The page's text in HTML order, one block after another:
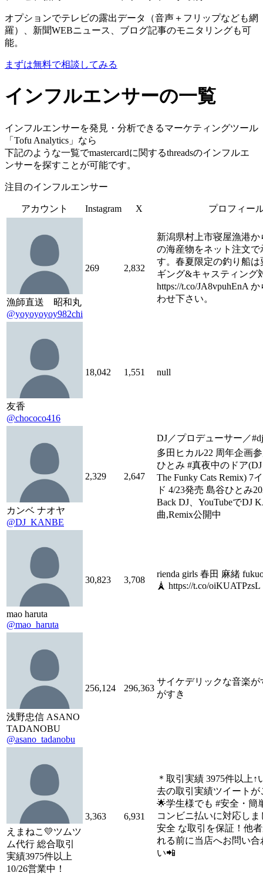
オプションでテレビの露出データ（音声＋フリップなども網
羅）、新聞WEBニュース、ブログ記事のモニタリングも可
能。
まずは無料で相談してみる
インフルエンサーの一覧
インフルエンサーを発見・分析できるマーケティングツール
「Tofu Analytics」なら
下記のような一覧でmastercardに関するthreadsのインフルエ
ンサーを探すことが可能です。
注目のインフルエンサー
アカウント Instagram X プロフィー
漁師直送 昭和丸
@yoyoyoyoy982chi
269 2,832
新潟県村上市寝屋漁港か
の海産物をネット注文で
す。春夏限定の釣り船は
ギング&キャスティング
https://t.co/JA8vpuhEnA
わせ下さい。
友香
@chococo416
18,042 1,551 null
カンベ ナオヤ
@DJ_KANBE
2,329 2,647
DJ／プロデューサー／
多田ヒカル22 周年企画
ひとみ #真夜中のドア
The Funky Cats Remix) 7
ド 4/23発売 島谷ひとみ
Back DJ、YouTubeでDJ
曲,Remix公開中
mao haruta
@mao_haruta
30,823 3,708
rienda girls 春田 麻緒
🗼 https://t.co/oiKUATPzsL
浅野忠信 ASANO
TADANOBU
@asano_tadanobu
256,124 296,363
サイケデリックな音楽が
がすき
えまねこ💛ツムツ
ム代行 総合取引
実績3975件以上
10/26営業中！
3,363 6,931
＊取引実績 3975件以上↑
去の取引実績ツイートが
🌟学生様でも #安全・簡
コンビニ払いに対応しま
安全 な取引を保証！他
れる前に当店へお問い合
い📲